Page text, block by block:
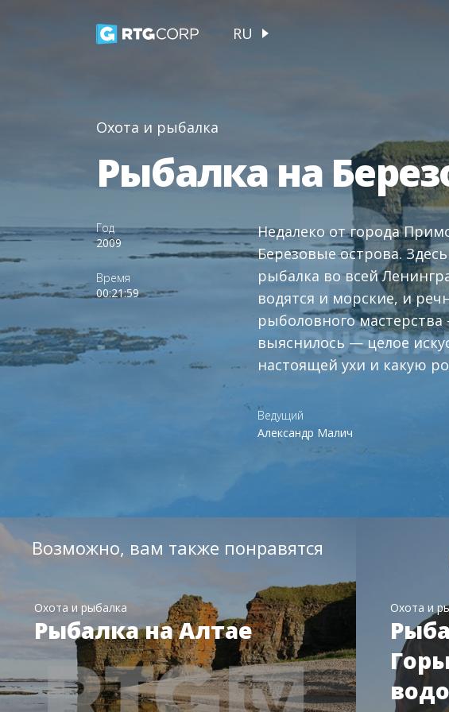
RU
Охота и рыбалка
Рыбалка на
Год
2009
Время
00:21:59
Недалеко от города
Березовые острова.
рыбалка во всей
водятся и морские, и
рыболовного
выяснилось — целое
настоящей ухи и какую
Ведущий
Александр Малич
Возможно, вам также понравятся
Охота и рыбалка
Рыбалка на Алтае
Охота и